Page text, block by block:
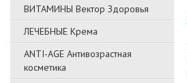
ВИТАМИНЫ Вектор Здоровья
ЛЕЧЕБНЫЕ Крема
ANTI-AGE Антивозрастная
косметика